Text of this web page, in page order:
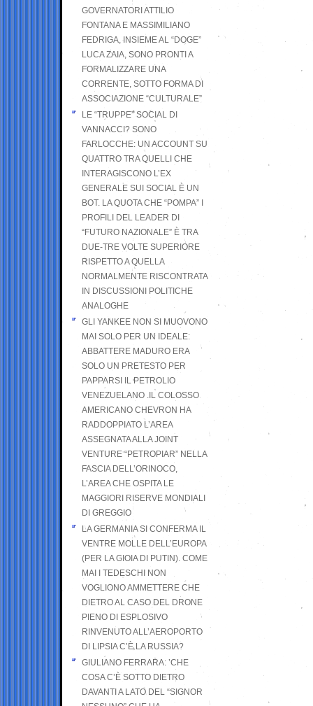
GOVERNATORI ATTILIO
FONTANA E MASSIMILIANO
FEDRIGA, INSIEME AL “DOGE”
LUCA ZAIA, SONO PRONTI A
FORMALIZZARE UNA
CORRENTE, SOTTO FORMA DI
ASSOCIAZIONE “CULTURALE”
LE “TRUPPE” SOCIAL DI
VANNACCI? SONO
FARLOCCHE: UN ACCOUNT SU
QUATTRO TRA QUELLI CHE
INTERAGISCONO L’EX
GENERALE SUI SOCIAL È UN
BOT. LA QUOTA CHE “POMPA” I
PROFILI DEL LEADER DI
“FUTURO NAZIONALE” È TRA
DUE-TRE VOLTE SUPERIORE
RISPETTO A QUELLA
NORMALMENTE RISCONTRATA
IN DISCUSSIONI POLITICHE
ANALOGHE
GLI YANKEE NON SI MUOVONO
MAI SOLO PER UN IDEALE:
ABBATTERE MADURO ERA
SOLO UN PRETESTO PER
PAPPARSI IL PETROLIO
VENEZUELANO .IL COLOSSO
AMERICANO CHEVRON HA
RADDOPPIATO L’AREA
ASSEGNATA ALLA JOINT
VENTURE “PETROPIAR” NELLA
FASCIA DELL’ORINOCO,
L’AREA CHE OSPITA LE
MAGGIORI RISERVE MONDIALI
DI GREGGIO
LA GERMANIA SI CONFERMA IL
VENTRE MOLLE DELL’EUROPA
(PER LA GIOIA DI PUTIN). COME
MAI I TEDESCHI NON
VOGLIONO AMMETTERE CHE
DIETRO AL CASO DEL DRONE
PIENO DI ESPLOSIVO
RINVENUTO ALL’AEROPORTO
DI LIPSIA C’È LA RUSSIA?
GIULIANO FERRARA: ’CHE
COSA C’È SOTTO DIETRO
DAVANTI A LATO DEL “SIGNOR